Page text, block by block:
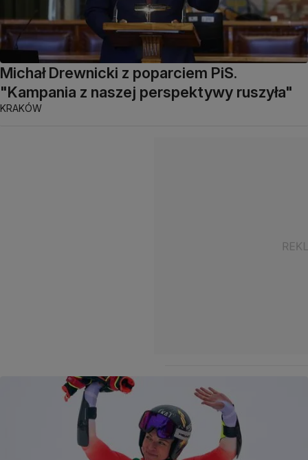
Michał Drewnicki z poparciem PiS.
"Kampania z naszej perspektywy ruszyła"
KRAKÓW